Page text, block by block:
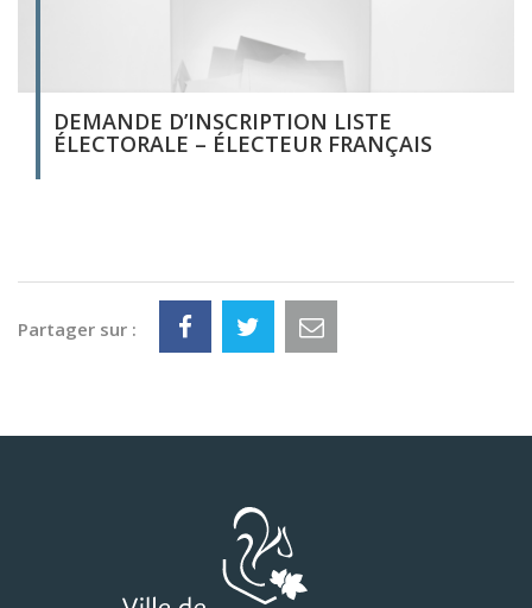
DEMANDE D’INSCRIPTION LISTE
ÉLECTORALE – ÉLECTEUR FRANÇAIS
Partager sur :